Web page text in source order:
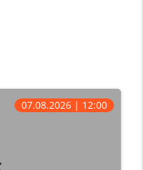
07.08.2026 | 12:00